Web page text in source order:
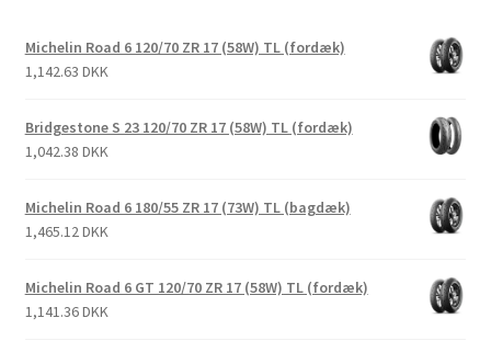
Michelin Road 6 120/70 ZR 17 (58W) TL (fordæk)
1,142.63 DKK
Bridgestone S 23 120/70 ZR 17 (58W) TL (fordæk)
1,042.38 DKK
Michelin Road 6 180/55 ZR 17 (73W) TL (bagdæk)
1,465.12 DKK
Michelin Road 6 GT 120/70 ZR 17 (58W) TL (fordæk)
1,141.36 DKK